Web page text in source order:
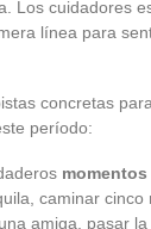
Los cuidadores
línea para
concretas
período:
caminar cinco
amiga, pasar